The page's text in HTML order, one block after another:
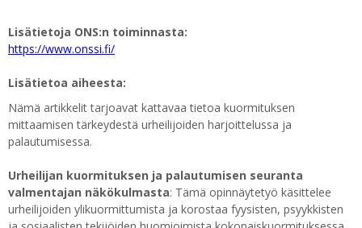
Lisätietoja ONS:n toiminnasta:
https://www.onssi.fi/
Lisätietoa aiheesta:
Nämä artikkelit tarjoavat kattavaa tietoa kuormituksen
mittaamisen tärkeydestä urheilijoiden harjoittelussa ja
palautumisessa.
Urheilijan kuormituksen ja palautumisen seuranta
valmentajan näkökulmasta: Tämä opinnäytetyö käsittelee
urheilijoiden ylikuormittumista ja korostaa fyysisten, psyykkisten